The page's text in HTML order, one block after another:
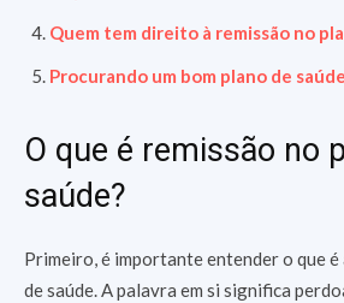
Quem tem direito à remissão no
Procurando um bom plano de
O que é remissão no
saúde?
Primeiro, é importante entender o que é
de saúde. A palavra em si significa